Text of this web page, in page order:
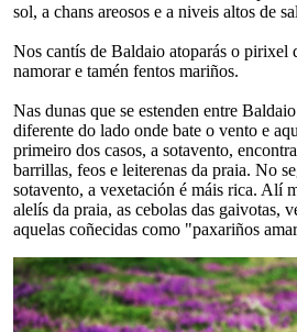
sol, a chans areosos e a niveis altos de
Nos cantís de Baldaio atoparás o pirixel
namorar e tamén fentos mariños.
Nas dunas que se estenden entre
diferente do lado onde bate o vento e
primeiro dos casos, a sotavento,
barrillas, feos e leiterenas da praia. No
sotavento, a vexetación é máis rica. Alí
alelís da praia, as cebolas das gaivotas,
aquelas coñecidas como "paxariños